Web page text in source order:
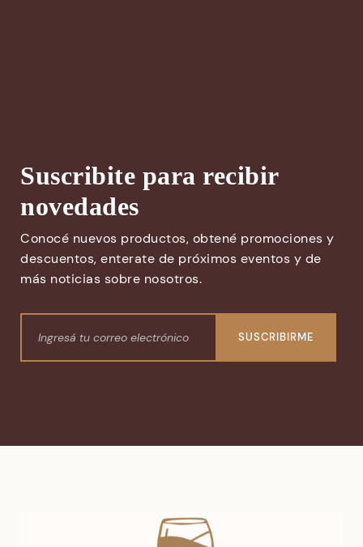
Suscribite para recibir
novedades
Conocé nuevos productos, obtené promociones y
descuentos, enterate de próximos eventos y de
más noticias sobre nosotros.